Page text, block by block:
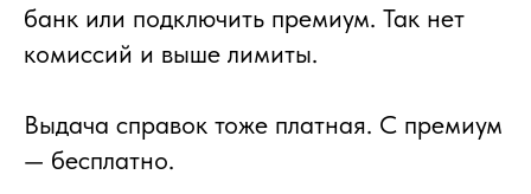
банк или подключить премиум. Так нет
комиссий и выше лимиты.
Выдача справок тоже платная. С премиум
— бесплатно.